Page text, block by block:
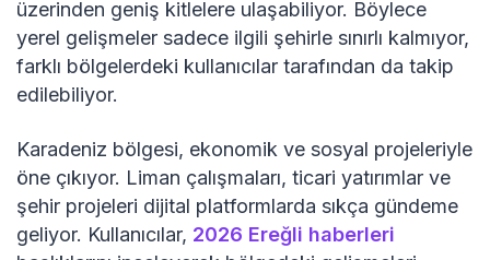
üzerinden geniş kitlelere ulaşabiliyor. Böylece
yerel gelişmeler sadece ilgili şehirle sınırlı kalmıyor,
farklı bölgelerdeki kullanıcılar tarafından da takip
edilebiliyor.
Karadeniz bölgesi, ekonomik ve sosyal projeleriyle
öne çıkıyor. Liman çalışmaları, ticari yatırımlar ve
şehir projeleri dijital platformlarda sıkça gündeme
geliyor. Kullanıcılar, 2026 Ereğli haberleri